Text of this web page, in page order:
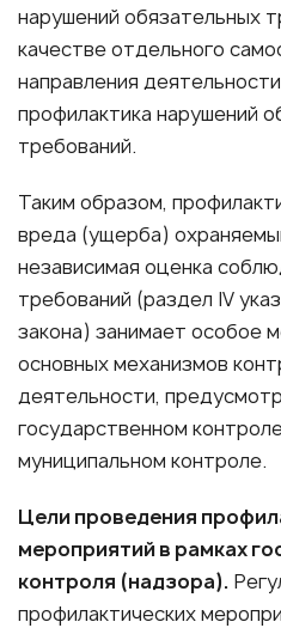
нарушений обязательных
качестве отдельного
направления
профилактика нарушений
требований.
Таким образом,
вреда (ущерба)
независимая оценка
требований (раздел IV
закона) занимает особое
основных механизмов
деятельности,
государственном
муниципальном контроле.
Цели проведения
мероприятий в рамках
контроля (надзора).
профилактических